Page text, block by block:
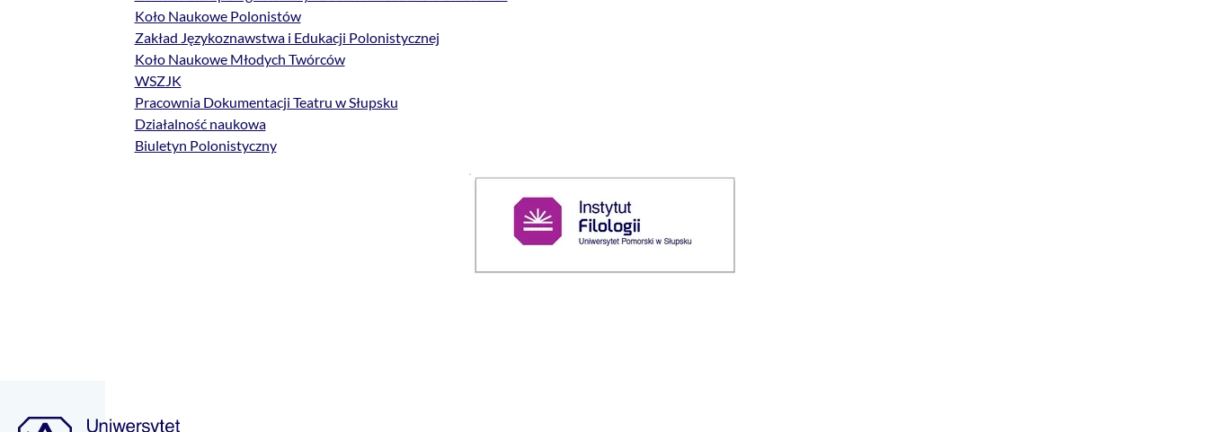
Koło Naukowe Polonistów
Zakład Językoznawstwa i Edukacji Polonistycznej
Koło Naukowe Młodych Twórców
WSZJK
Pracownia Dokumentacji Teatru w Słupsku
Działalność naukowa
Biuletyn Polonistyczny